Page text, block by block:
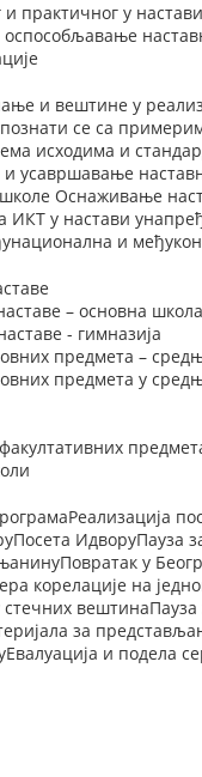
практичног у
и вештине у
се са
исходима и
усавршавање
Оснаживање
ИКТ у настави
и
– основна школа
- гимназија
предмета –
предмета у
ИдворуПауза
у
корелације на
за
и подела